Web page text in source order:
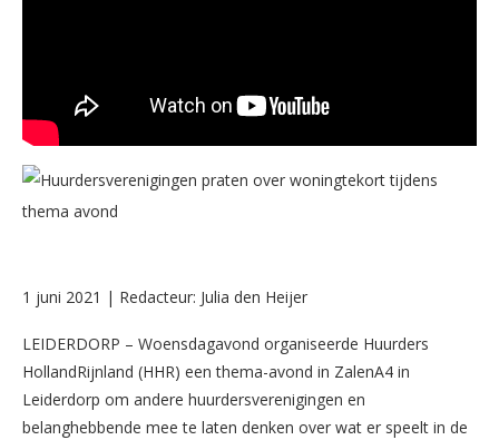
1 juni 2021 | Redacteur: Julia den Heijer
LEIDERDORP – Woensdagavond organiseerde Huurders
HollandRijnland (HHR) een thema-avond in ZalenA4 in
Leiderdorp om andere huurdersverenigingen en
belanghebbende mee te laten denken over wat er speelt in de